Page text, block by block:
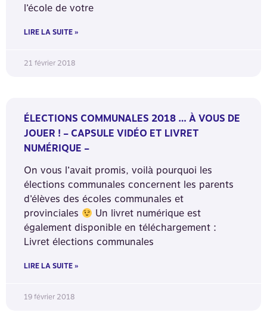
l’école de votre
LIRE LA SUITE »
21 février 2018
ÉLECTIONS COMMUNALES 2018 … À VOUS DE
JOUER ! – CAPSULE VIDÉO ET LIVRET
NUMÉRIQUE –
On vous l’avait promis, voilà pourquoi les
élections communales concernent les parents
d’élèves des écoles communales et
provinciales
Un livret numérique est
également disponible en téléchargement :
Livret élections communales
LIRE LA SUITE »
19 février 2018